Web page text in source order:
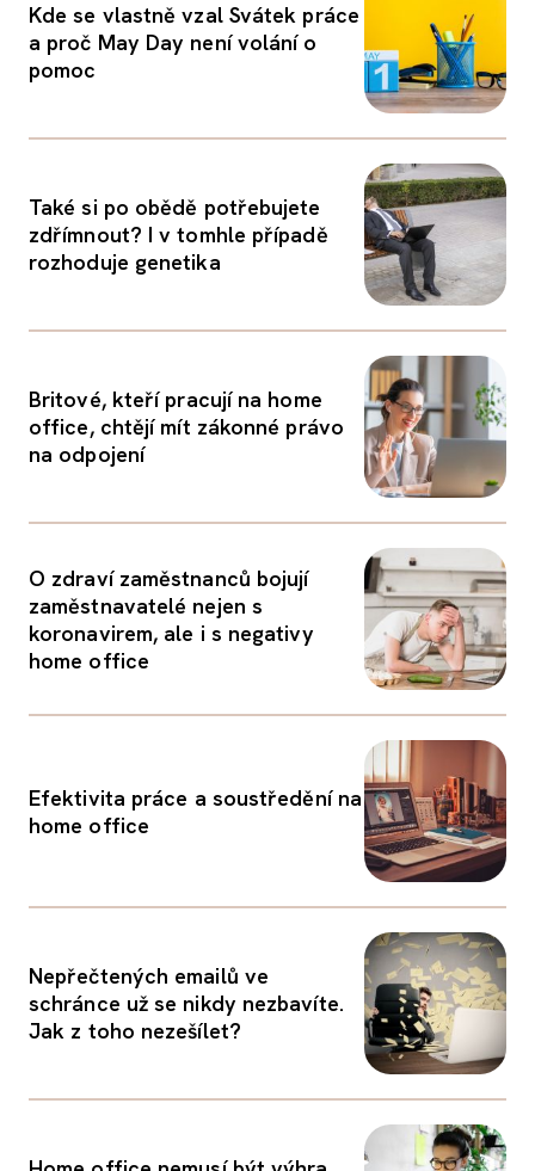
Kde se vlastně vzal Svátek práce
a proč May Day není volání o
pomoc
Také si po obědě potřebujete
zdřímnout? I v tomhle případě
rozhoduje genetika
Britové, kteří pracují na home
office, chtějí mít zákonné právo
na odpojení
O zdraví zaměstnanců bojují
zaměstnavatelé nejen s
koronavirem, ale i s negativy
home office
Efektivita práce a soustředění na
home office
Nepřečtených emailů ve
schránce už se nikdy nezbavíte.
Jak z toho nezešílet?